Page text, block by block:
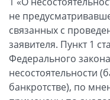
не
связанных с
заявителя. Пункт 1
Федерального
несостоятельности
банкротстве), по